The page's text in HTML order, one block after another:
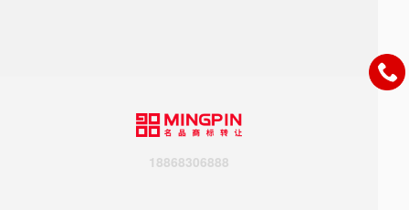
18868306888